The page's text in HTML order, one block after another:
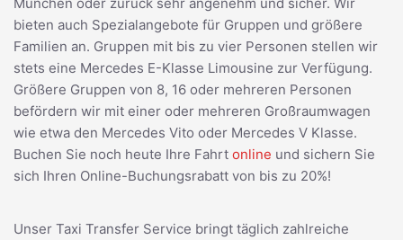
bieten auch Spezialangebote für Gruppen und größere
Familien an. Gruppen mit bis zu vier Personen stellen wir
stets eine Mercedes E-Klasse Limousine zur Verfügung.
Größere Gruppen von 8, 16 oder mehreren Personen
befördern wir mit einer oder mehreren Großraumwagen
wie etwa den Mercedes Vito oder Mercedes V Klasse.
Buchen Sie noch heute Ihre Fahrt online und sichern Sie
sich Ihren Online-Buchungsrabatt von bis zu 20%!
Unser Taxi Transfer Service bringt täglich zahlreiche